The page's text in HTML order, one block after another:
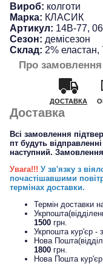
Вироб: колготи
Марка: КЛАСИК
Артикул: 14B-77,
Сезон: демісезон
Склад: 2% еластан,
Про замовлення
ДОСТАВКА
Доставка
Всі замовлення
пт будуть
наступний.
Увага!!! У зв'язку з
почастішавшими
термінах доставки.
Термін доставки
1500грн.
Укрпошта кур'єр -
Нова
1800грн.
Нова Пошта